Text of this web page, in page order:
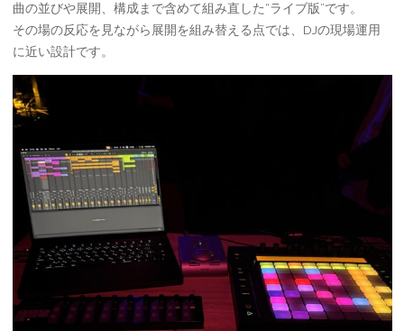
曲の並びや展開、構成まで含めて組み直した“ライブ版”です。
その場の反応を見ながら展開を組み替える点では、DJの現場運用
に近い設計です。